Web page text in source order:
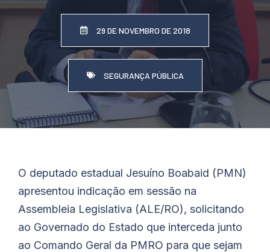
29 DE NOVEMBRO DE 2018
SEGURANÇA PÚBLICA
O deputado estadual Jesuíno Boabaid (PMN)
apresentou indicação em sessão na
Assembleia Legislativa (ALE/RO), solicitando
ao Governado do Estado que interceda junto
ao Comando Geral da PMRO para que sejam